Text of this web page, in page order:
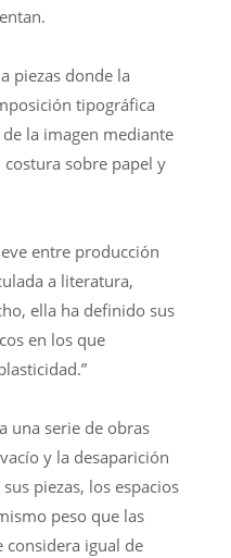
piezas donde la
tipográfica
la imagen mediante
sobre papel y
entre producción
a literatura,
ella ha definido sus
en los que
una serie de obras
y la desaparición
piezas, los espacios
peso que las
considera igual de